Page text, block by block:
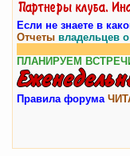
Если не знаете в
Отчеты владельцев
ПЛАНИРУЕМ
Правила форума